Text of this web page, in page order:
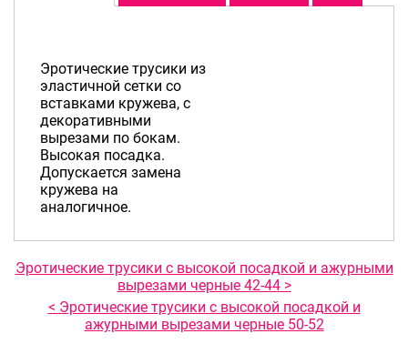
Эротические трусики из
эластичной сетки со
вставками кружева, с
декоративными
вырезами по бокам.
Высокая посадка.
Допускается замена
кружева на
аналогичное.
Эротические трусики с высокой посадкой и ажурными
вырезами черные 42-44 >
< Эротические трусики с высокой посадкой и
ажурными вырезами черные 50-52